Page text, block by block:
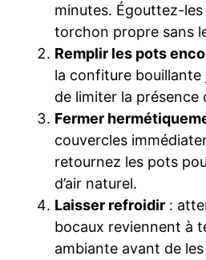
minutes. Égouttez-
torchon propre sans
Remplir les pots
la confiture bouillante
de limiter la présence
Fermer
couvercles
retournez les pots
d’air naturel.
Laisser refroidir :
bocaux reviennent à
ambiante avant de